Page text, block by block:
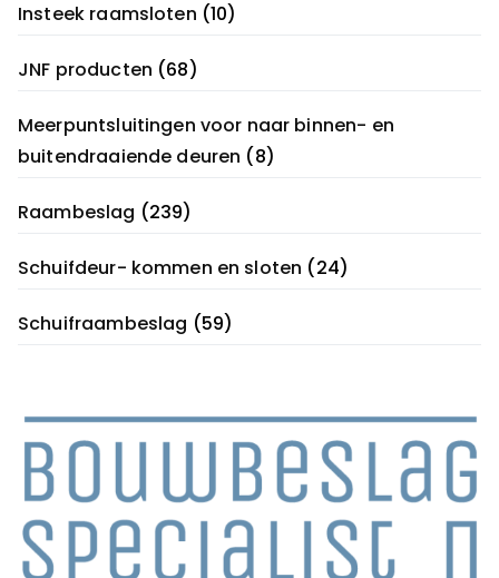
Insteek raamsloten (10)
JNF producten (68)
Meerpuntsluitingen voor naar binnen- en
buitendraaiende deuren (8)
Raambeslag (239)
Schuifdeur- kommen en sloten (24)
Schuifraambeslag (59)